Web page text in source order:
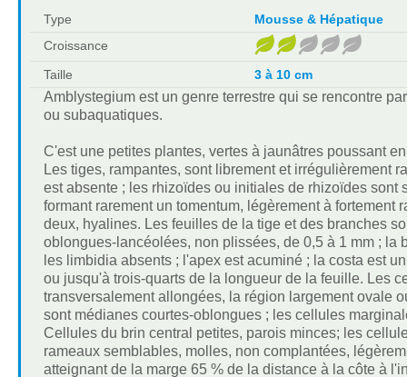
Type
Mousse & Hépatique
Croissance
Taille
3 à 10 cm
Amblystegium est un genre terrestre qui se rencontre
ou subaquatiques.
C'est une petites plantes, vertes à jaunâtres poussant
Les tiges, rampantes, sont librement et irrégulièrement
est absente ; les rhizoïdes ou initiales de rhizoïdes
formant rarement un tomentum, légèrement à
deux, hyalines. Les feuilles de la tige et des branches
oblongues-lancéolées, non plissées, de 0,5 à 1 mm ; la
les limbidia absents ; l'apex est acuminé ; la costa est
ou jusqu'à trois-quarts de la longueur de la feuille. Les
transversalement allongées, la région largement ovale
sont médianes courtes-oblongues ; les cellules
Cellules du brin central petites, parois minces; les
rameaux semblables, molles, non complantées,
atteignant de la marge 65 % de la distance à la côte à